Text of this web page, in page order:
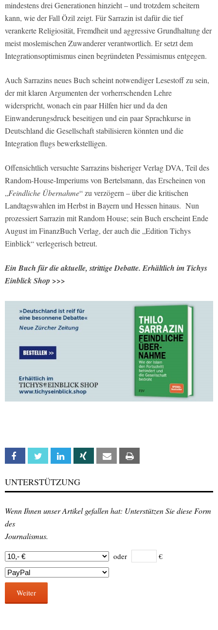
mindestens drei Generationen hinzieht – und trotzdem scheitern
kann, wie der Fall Özil zeigt. Für Sarrazin ist dafür die tief
verankerte Religiosität, Fremdheit und aggressive Grundhaltung der
meist moslemischen Zuwanderer verantwortlich. Er setzt dem
Integrationsoptimismus einen begründeten Pessimismus entgegen.
Auch Sarrazins neues Buch scheint notwendiger Lesestoff zu sein,
der mit klaren Argumenten der vorherrschenden Lehre
widerspricht, wonach ein paar Hilfen hier und da den
Einwanderungsdruck beseitigen und ein paar Sprachkurse in
Deutschland die Gesellschaft stabilisieren könnten und die
Integration flugs bewerkstelligen.
Offensichtlich versuchte Sarrazins bisheriger Verlag DVA, Teil des
Random-House-Imperiums von Bertelsmann, das Erscheinen von
„Feindliche Übernahme“ zu verzögern – über die kritischen
Landtagswahlen im Herbst in Bayern und Hessen hinaus. Nun
prozessiert Sarrazin mit Random House; sein Buch erscheint Ende
August im FinanzBuch Verlag, der auch die „Edition Tichys
Einblick“ verlegerisch betreut.
Ein Buch für die aktuelle, strittige Debatte. Erhältlich im Tichys
Einblick Shop >>>
Facebook Twitter Linkedin Xing Email
UNTERSTÜTZUNG
Wenn Ihnen unser Artikel gefallen hat: Unterstützen Sie diese Form
des
Journalismus.
oder €
Weiter